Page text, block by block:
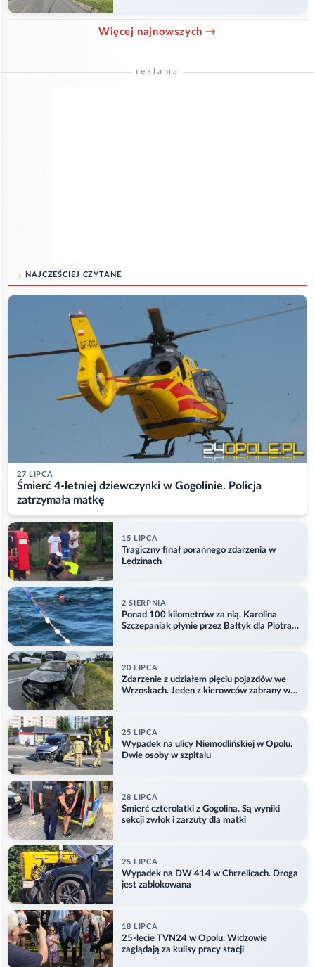
Więcej najnowszych →
reklama
NAJCZĘŚCIEJ CZYTANE
27 LIPCA
Śmierć 4-letniej dziewczynki w Gogolinie. Policja
zatrzymała matkę
15 LIPCA
Tragiczny finał porannego zdarzenia w
Lędzinach
2 SIERPNIA
Ponad 100 kilometrów za nią. Karolina
Szczepaniak płynie przez Bałtyk dla Piotra.
20 LIPCA
Zdarzenie z udziałem pięciu pojazdów we
Wrzoskach. Jeden z kierowców zabrany w
25 LIPCA
Wypadek na ulicy Niemodlińskiej w Opolu.
Dwie osoby w szpitalu
28 LIPCA
Śmierć czterolatki z Gogolina. Są wyniki
sekcji zwłok i zarzuty dla matki
25 LIPCA
Wypadek na DW 414 w Chrzelicach. Droga
jest zablokowana
18 LIPCA
25-lecie TVN24 w Opolu. Widzowie
zaglądają za kulisy pracy stacji